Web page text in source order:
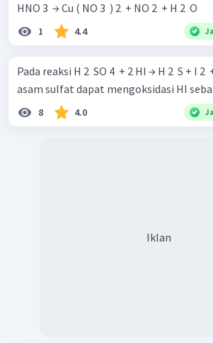
HNO 3 ​ → Cu ( NO 3 ​ ) 2 ​ + NO 2 ​ + H 2 ​ O
1 4.4
Pada reaksi H 2 ​ SO 4 ​ + 2 HI → H 2 ​ S + I 2
asam sulfat dapat mengoksidasi HI
8 4.0
Iklan